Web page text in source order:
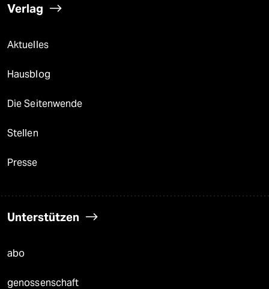
Verlag
Aktuelles
Hausblog
Die Seitenwende
Stellen
Presse
Unterstützen
abo
genossenschaft